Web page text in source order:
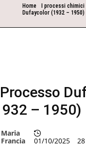
Home I processi chimici
Dufaycolor (1932 – 1950)
– 1950)
Maria
Francia
01/10/2025 28